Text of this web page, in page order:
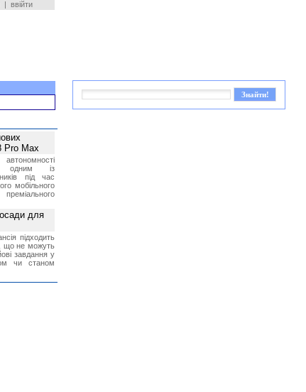
| ввійти
Pro Max
одним із
під час
мобільного
для
підходить
що не можуть
завдання у
чи станом